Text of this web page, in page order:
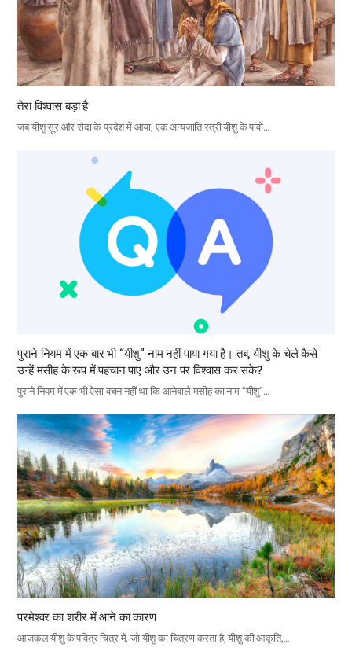
तेरा विश्वास बड़ा है
जब यीशु सूर और सैदा के प्रदेश में आया, एक अन्यजाति स्त्री यीशु के पांवों…
पुराने नियम में एक बार भी “यीशु” नाम नहीं पाया गया है। तब, यीशु के चेले कैसे
उन्हें मसीह के रूप में पहचान पाए और उन पर विश्वास कर सके?
पुराने नियम में एक भी ऐसा वचन नहीं था कि आनेवाले मसीह का नाम “यीशु”…
परमेश्वर का शरीर में आने का कारण
आजकल यीशु के पवित्र चित्र में, जो यीशु का चित्रण करता है, यीशु की आकृति,…